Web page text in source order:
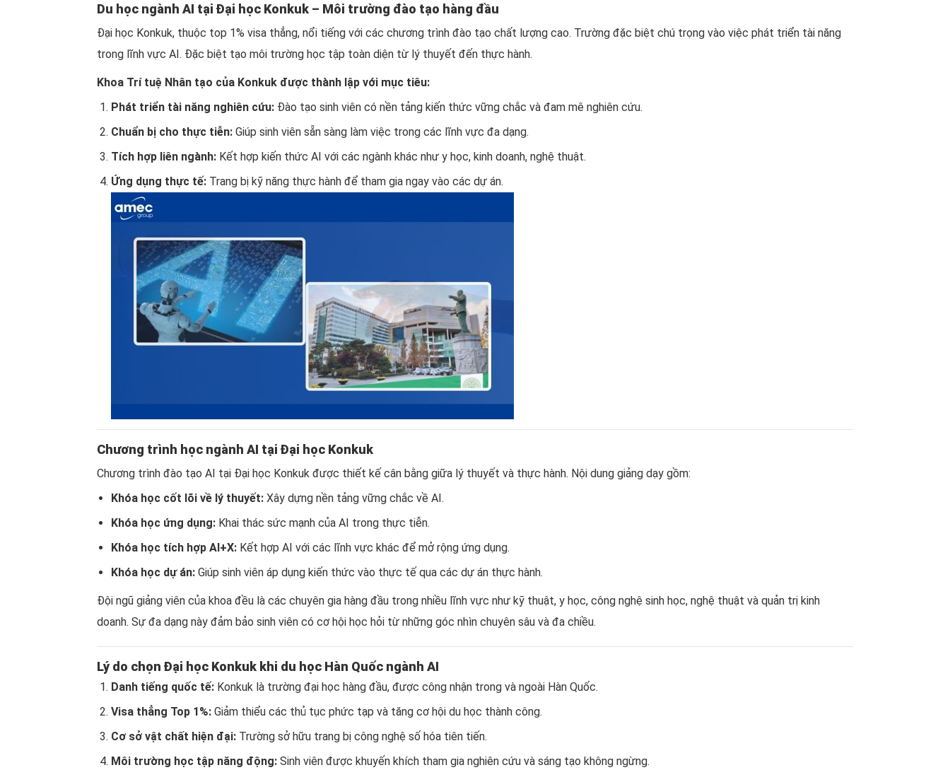
Du học ngành AI tại Đại học Konkuk – Môi trường đào tạo hàng đầu
Đại học Konkuk, thuộc top 1% visa thẳng, nổi tiếng với các chương trình đào tạo chất lượng cao. Trường đặc biệt chú trọng vào việc phát triển tài năng
trong lĩnh vực AI. Đặc biệt tạo môi trường học tập toàn diện từ lý thuyết đến thực hành.
Khoa Trí tuệ Nhân tạo của Konkuk được thành lập với mục tiêu:
Phát triển tài năng nghiên cứu: Đào tạo sinh viên có nền tảng kiến thức vững chắc và đam mê nghiên cứu.
Chuẩn bị cho thực tiễn: Giúp sinh viên sẵn sàng làm việc trong các lĩnh vực đa dạng.
Tích hợp liên ngành: Kết hợp kiến thức AI với các ngành khác như y học, kinh doanh, nghệ thuật.
Ứng dụng thực tế: Trang bị kỹ năng thực hành để tham gia ngay vào các dự án.
Chương trình học ngành AI tại Đại học Konkuk
Chương trình đào tạo AI tại Đại học Konkuk được thiết kế cân bằng giữa lý thuyết và thực hành. Nội dung giảng dạy gồm:
Khóa học cốt lõi về lý thuyết: Xây dựng nền tảng vững chắc về AI.
Khóa học ứng dụng: Khai thác sức mạnh của AI trong thực tiễn.
Khóa học tích hợp AI+X: Kết hợp AI với các lĩnh vực khác để mở rộng ứng dụng.
Khóa học dự án: Giúp sinh viên áp dụng kiến thức vào thực tế qua các dự án thực hành.
Đội ngũ giảng viên của khoa đều là các chuyên gia hàng đầu trong nhiều lĩnh vực như kỹ thuật, y học, công nghệ sinh học, nghệ thuật và quản trị kinh
doanh. Sự đa dạng này đảm bảo sinh viên có cơ hội học hỏi từ những góc nhìn chuyên sâu và đa chiều.
Lý do chọn Đại học Konkuk khi du học Hàn Quốc ngành AI
Danh tiếng quốc tế: Konkuk là trường đại học hàng đầu, được công nhận trong và ngoài Hàn Quốc.
Visa thẳng Top 1%: Giảm thiểu các thủ tục phức tạp và tăng cơ hội du học thành công.
Cơ sở vật chất hiện đại: Trường sở hữu trang bị công nghệ số hóa tiên tiến.
Môi trường học tập năng động: Sinh viên được khuyến khích tham gia nghiên cứu và sáng tạo không ngừng.